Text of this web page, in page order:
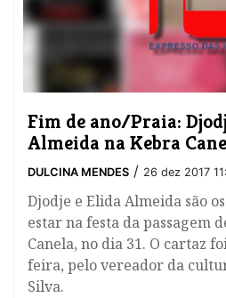
Fim de ano/Praia:
Almeida na Kebra
DULCINA MENDES / 26 dez 2017
Djodje e Elida Almeida são
estar na festa da passagem
Canela, no dia 31. O cartaz
feira, pelo vereador da
Silva.